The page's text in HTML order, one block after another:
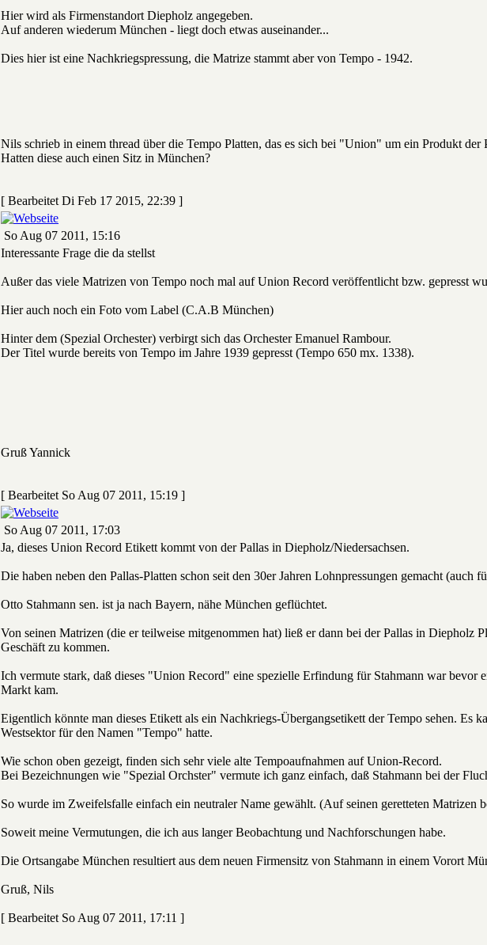
Hier wird als Firmenstandort Diepholz angegeben.
Auf anderen wiederum München - liegt doch etwas auseinander...
Dies hier ist eine Nachkriegspressung, die Matrize stammt aber von Tempo - 1942.
Nils schrieb in einem thread über die Tempo Platten, das es sich bei "Union" um ein Produkt der
Hatten diese auch einen Sitz in München?
[ Bearbeitet Di Feb 17 2015, 22:39 ]
So Aug 07 2011, 15:16
Interessante Frage die da stellst
Außer das viele Matrizen von Tempo noch mal auf Union Record veröffentlicht bzw. gepresst
Hier auch noch ein Foto vom Label (C.A.B München)
Hinter dem (Spezial Orchester) verbirgt sich das Orchester Emanuel Rambour.
Der Titel wurde bereits von Tempo im Jahre 1939 gepresst (Tempo 650 mx. 1338).
Gruß Yannick
[ Bearbeitet So Aug 07 2011, 15:19 ]
So Aug 07 2011, 17:03
Ja, dieses Union Record Etikett kommt von der Pallas in Diepholz/Niedersachsen.
Die haben neben den Pallas-Platten schon seit den 30er Jahren Lohnpressungen gemacht
Otto Stahmann sen. ist ja nach Bayern, nähe München geflüchtet.
Von seinen Matrizen (die er teilweise mitgenommen hat) ließ er dann bei der Pallas in Diepholz
Geschäft zu kommen.
Ich vermute stark, daß dieses "Union Record" eine spezielle Erfindung für Stahmann war bevor
Markt kam.
Eigentlich könnte man dieses Etikett als ein Nachkriegs-Übergangsetikett der Tempo sehen. Es
Westsektor für den Namen "Tempo" hatte.
Wie schon oben gezeigt, finden sich sehr viele alte Tempoaufnahmen auf Union-Record.
Bei Bezeichnungen wie "Spezial Orchster" vermute ich ganz einfach, daß Stahmann bei der
So wurde im Zweifelsfalle einfach ein neutraler Name gewählt. (Auf seinen geretteten
Soweit meine Vermutungen, die ich aus langer Beobachtung und Nachforschungen habe.
Die Ortsangabe München resultiert aus dem neuen Firmensitz von Stahmann in einem Vorort
Gruß, Nils
[ Bearbeitet So Aug 07 2011, 17:11 ]